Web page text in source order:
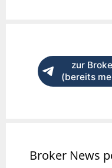
zur
(bereits
Broker News